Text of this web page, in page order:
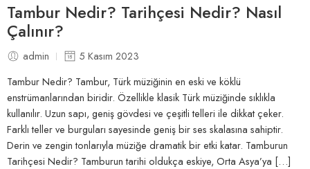
Tambur Nedir? Tarihçesi Nedir? Nasıl
Çalınır?
admin
5 Kasım 2023
Tambur Nedir? Tambur, Türk müziğinin en eski ve köklü
enstrümanlarından biridir. Özellikle klasik Türk müziğinde sıklıkla
kullanılır. Uzun sapı, geniş gövdesi ve çeşitli telleri ile dikkat çeker.
Farklı teller ve burguları sayesinde geniş bir ses skalasına sahiptir.
Derin ve zengin tonlarıyla müziğe dramatik bir etki katar. Tamburun
Tarihçesi Nedir? Tamburun tarihi oldukça eskiye, Orta Asya’ya […]